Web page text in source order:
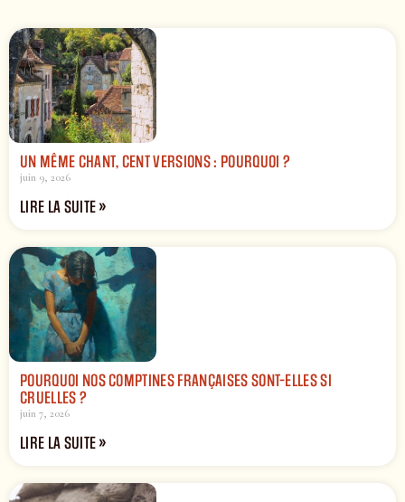
UN MÊME CHANT, CENT VERSIONS : POURQUOI ?
juin 9, 2026
LIRE LA SUITE »
POURQUOI NOS COMPTINES FRANÇAISES SONT-ELLES SI
CRUELLES ?
juin 7, 2026
LIRE LA SUITE »